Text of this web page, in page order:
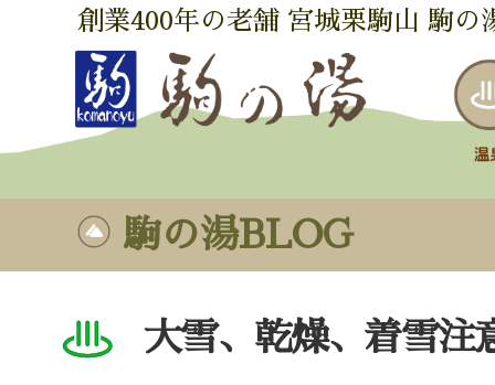
創業400年の老舗 宮城栗駒山 駒の
駒の湯BLOG
大雪、乾燥、着雪注